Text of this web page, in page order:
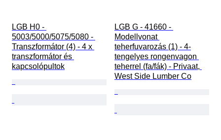
LGB H0 -
5003/5000/5075/5080 -
Transzformátor (4) - 4 x
transzformátor és
kapcsolópultok
LGB G - 41660 -
Modellvonat
teherfuvarozás (1) - 4-
tengelyes rongenvagon
teherrel (fa/fák) - Privaat,
West Side Lumber Co